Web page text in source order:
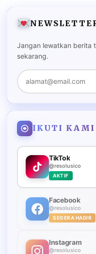
Jangan lewatkan berita
sekarang.
IKUTI KAMI
TikTok
@resolusico
AKTIF
Facebook
@resolusico
SEGERA HADIR
Instagram
@resolusico